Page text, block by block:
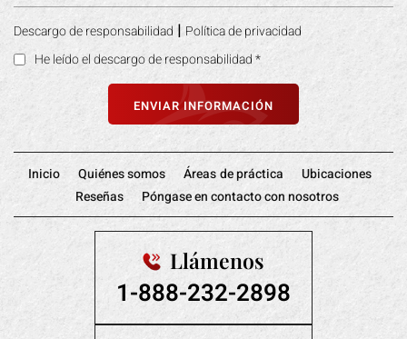
Descargo de responsabilidad | Política de privacidad
He leído el descargo de responsabilidad*
Inicio Quiénes somos Áreas de práctica
Ubicaciones
Reseñas
Póngase en contacto con nosotros
Llámenos
1-888-232-2898